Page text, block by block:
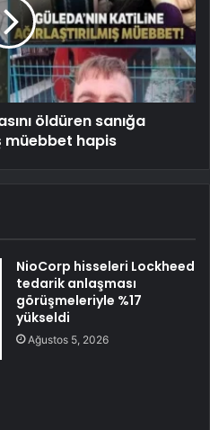
öldüren sanığa
müebbet hapis
NioCorp hisseleri Lockheed
tedarik anlaşması
görüşmeleriyle %17
yükseldi
Ağustos 5, 2026